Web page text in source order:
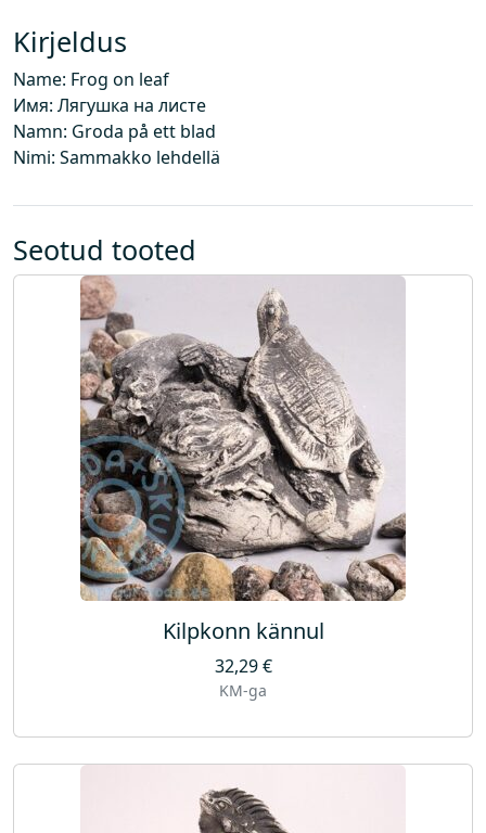
g
u
s
Kirjeldus
Name: Frog on leaf
Имя: Лягушка на листе
Namn: Groda på ett blad
Nimi: Sammakko lehdellä
Seotud tooted
Kilpkonn kännul
32,29€
KM-ga